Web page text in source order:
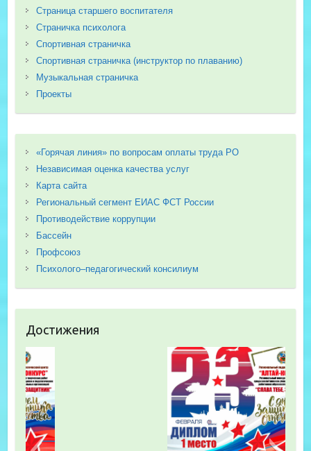
Страница старшего воспитателя
Страничка психолога
Спортивная страничка
Спортивная страничка (инструктор по плаванию)
Музыкальная страничка
Проекты
«Горячая линия» по вопросам оплаты труда РО
Независимая оценка качества услуг
Карта сайта
Региональный сегмент ЕИАС ФСТ России
Противодействие коррупции
Бассейн
Профсоюз
Психолого–педагогический консилиум
Достижения